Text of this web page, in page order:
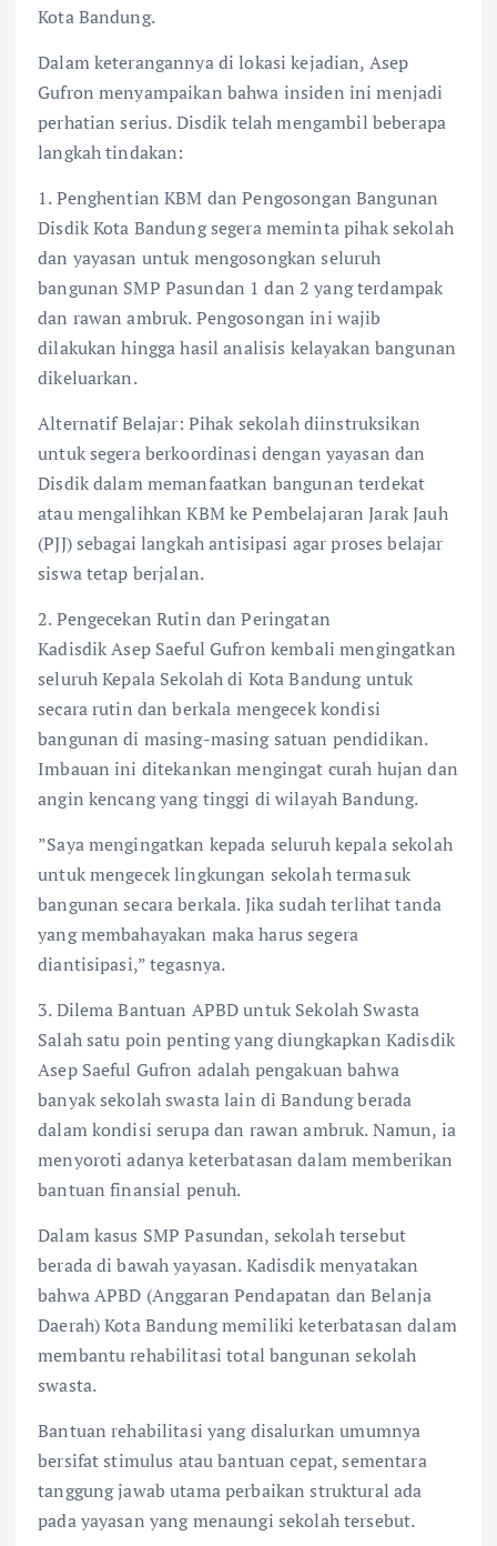
Kota Bandung.
​Dalam keterangannya di lokasi kejadian, Asep
Gufron menyampaikan bahwa insiden ini menjadi
perhatian serius. Disdik telah mengambil beberapa
langkah tindakan:
​1. Penghentian KBM dan Pengosongan Bangunan
​Disdik Kota Bandung segera meminta pihak sekolah
dan yayasan untuk mengosongkan seluruh
bangunan SMP Pasundan 1 dan 2 yang terdampak
dan rawan ambruk. Pengosongan ini wajib
dilakukan hingga hasil analisis kelayakan bangunan
dikeluarkan.
​Alternatif Belajar: Pihak sekolah diinstruksikan
untuk segera berkoordinasi dengan yayasan dan
Disdik dalam memanfaatkan bangunan terdekat
atau mengalihkan KBM ke Pembelajaran Jarak Jauh
(PJJ) sebagai langkah antisipasi agar proses belajar
siswa tetap berjalan.
​2. Pengecekan Rutin dan Peringatan
​Kadisdik Asep Saeful Gufron kembali mengingatkan
seluruh Kepala Sekolah di Kota Bandung untuk
secara rutin dan berkala mengecek kondisi
bangunan di masing-masing satuan pendidikan.
Imbauan ini ditekankan mengingat curah hujan dan
angin kencang yang tinggi di wilayah Bandung.
​”Saya mengingatkan kepada seluruh kepala sekolah
untuk mengecek lingkungan sekolah termasuk
bangunan secara berkala. Jika sudah terlihat tanda
yang membahayakan maka harus segera
diantisipasi,” tegasnya.
​3. Dilema Bantuan APBD untuk Sekolah Swasta
​Salah satu poin penting yang diungkapkan Kadisdik
Asep Saeful Gufron adalah pengakuan bahwa
banyak sekolah swasta lain di Bandung berada
dalam kondisi serupa dan rawan ambruk. Namun, ia
menyoroti adanya keterbatasan dalam memberikan
bantuan finansial penuh.
​Dalam kasus SMP Pasundan, sekolah tersebut
berada di bawah yayasan. Kadisdik menyatakan
bahwa APBD (Anggaran Pendapatan dan Belanja
Daerah) Kota Bandung memiliki keterbatasan dalam
membantu rehabilitasi total bangunan sekolah
swasta.
Bantuan rehabilitasi yang disalurkan umumnya
bersifat stimulus atau bantuan cepat, sementara
tanggung jawab utama perbaikan struktural ada
pada yayasan yang menaungi sekolah tersebut.